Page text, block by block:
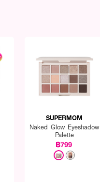
SUPERMOM
Naked Glow Eyeshadow
Palette
฿799